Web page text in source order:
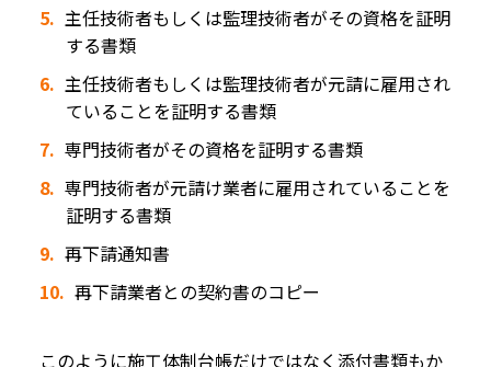
主任技術者もしくは監理技術者がその資格を証明
する書類
主任技術者もしくは監理技術者が元請に雇用され
ていることを証明する書類
専門技術者がその資格を証明する書類
専門技術者が元請け業者に雇用されていることを
証明する書類
再下請通知書
再下請業者との契約書のコピー
このように施工体制台帳だけではなく添付書類もか